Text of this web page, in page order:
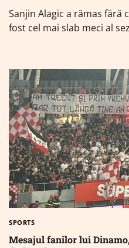
Sanjin Alagic a rămas fără
fost cel mai slab meci al
SPORTS
Mesajul fanilor lui